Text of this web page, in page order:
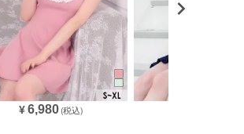
¥ 6,980(税込)